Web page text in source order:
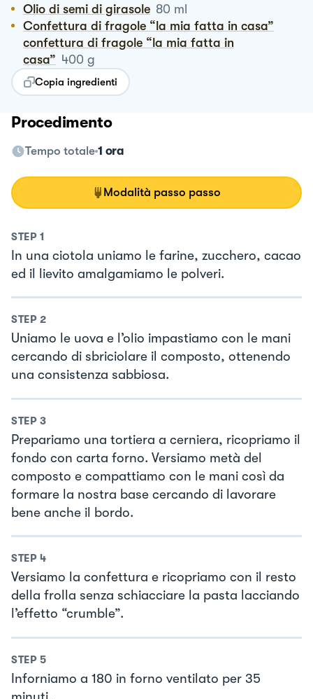
Olio di semi di girasole 80 ml
Confettura di fragole “la mia fatta in casa”
confettura di fragole “la mia fatta in
casa” 400 g
Copia ingredienti
Procedimento
Tempo totale 1 ora
Modalità passo passo
STEP 1
In una ciotola uniamo le farine, zucchero, cacao
ed il lievito amalgamiamo le polveri.
STEP 2
Uniamo le uova e l’olio impastiamo con le mani
cercando di sbriciolare il composto, ottenendo
una consistenza sabbiosa.
STEP 3
Prepariamo una tortiera a cerniera, ricopriamo il
fondo con carta forno. Versiamo metà del
composto e compattiamo con le mani così da
formare la nostra base cercando di lavorare
bene anche il bordo.
STEP 4
Versiamo la confettura e ricopriamo con il resto
della frolla senza schiacciare la pasta lacciando
l’effetto “crumble”.
STEP 5
Inforniamo a 180 in forno ventilato per 35